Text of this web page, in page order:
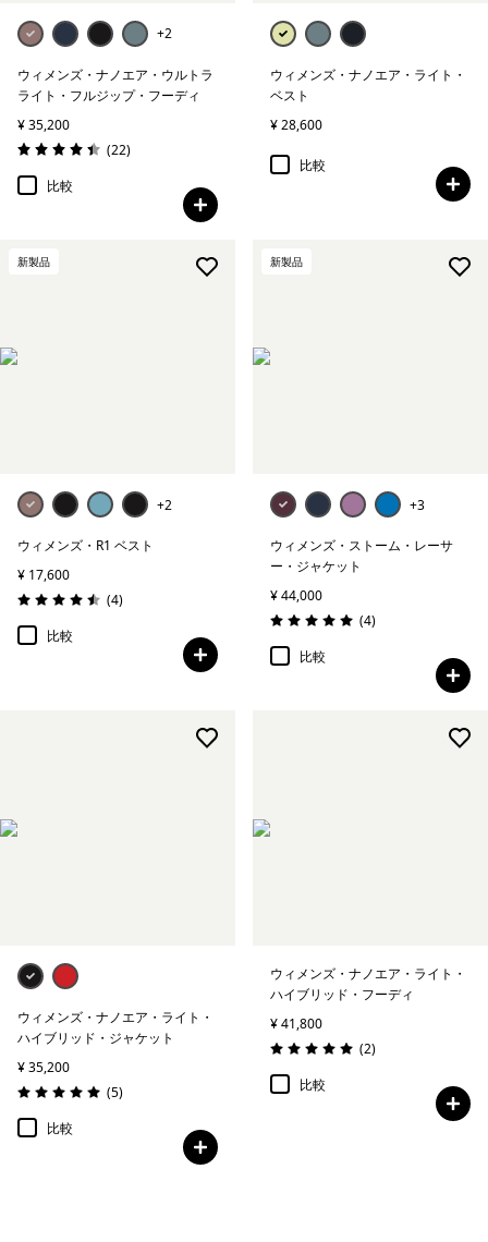
+2
ウィメンズ・ナノエア・ウルトラ
ライト・フルジップ・フーディ
¥ 35,200
評価: 4.5 / 5
(22レビュー
)
比較
ウィメンズ・ナノエア・ライト・
ベスト
¥ 28,600
比較
新製品
+2
ウィメンズ・R1 ベスト
¥ 17,600
評価: 4.5 / 5
(4レビュー
)
比較
新製品
+3
ウィメンズ・ストーム・レーサ
ー・ジャケット
¥ 44,000
評価: 5.0 / 5
(4レビュー
)
比較
ウィメンズ・ナノエア・ライト・
ハイブリッド・ジャケット
¥ 35,200
評価: 5.0 / 5
(5レビュー
)
比較
ウィメンズ・ナノエア・ライト・
ハイブリッド・フーディ
¥ 41,800
評価: 5.0 / 5
(2レビュー
)
比較